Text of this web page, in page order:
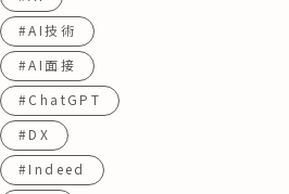
#AI技術
#AI面接
#ChatGPT
#DX
#Indeed